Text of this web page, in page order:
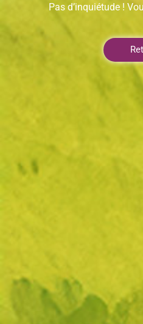
Pas d’inquiétude !